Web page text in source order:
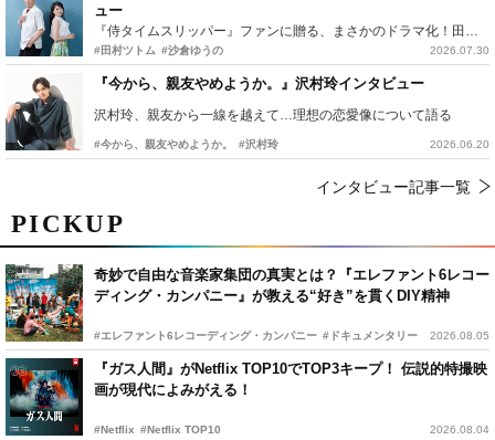
PICKUP
奇妙で自由な音楽家集団の真実とは？『エレファント6レコー
ディング・カンパニー』が教える“好き”を貫くDIY精神
#エレファント6レコーディング・カンパニー #ドキュメンタリー 2026.08.05
『ガス人間』がNetflix TOP10でTOP3キープ！ 伝説的特撮映
画が現代によみがえる！
#Netflix #Netflix TOP10 2026.08.04
ュー
『侍タイムスリッパー』ファンに贈る、まさかのドラマ化！田村ツトム×沙倉ゆうのが語る『心配無用ノ介』撮影秘話
#田村ツトム #沙倉ゆうの 2026.07.30
『今から、親友やめようか。』沢村玲インタビュー
沢村玲、親友から一線を越えて…理想の恋愛像について語る
#今から、親友やめようか。 #沢村玲 2026.06.20
インタビュー記事一覧